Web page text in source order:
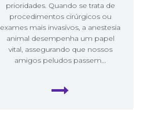
prioridades. Quando se trata de
procedimentos cirúrgicos ou
exames mais invasivos, a anestesia
animal desempenha um papel
vital, assegurando que nossos
amigos peludos passem...